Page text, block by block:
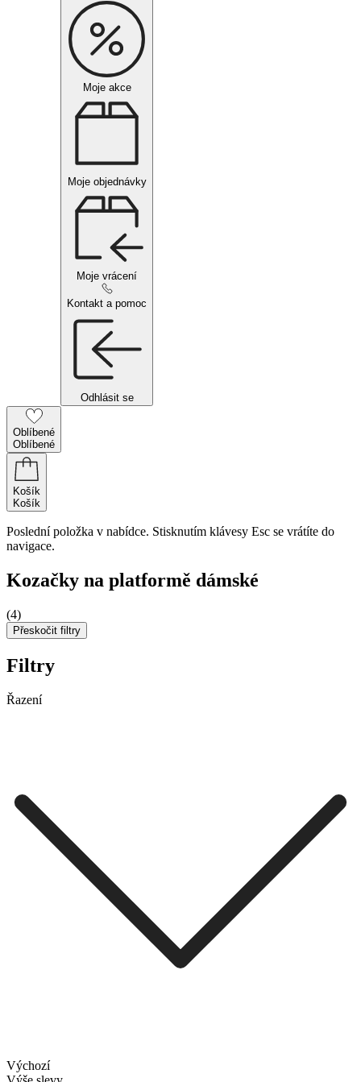
Moje akce
Moje objednávky
Moje vrácení
Kontakt a pomoc
Odhlásit se
Oblíbené
Oblíbené
Košík
Košík
Poslední položka v nabídce. Stisknutím klávesy Esc se vrátíte do
navigace.
Kozačky na platformě dámské
(4)
Přeskočit filtry
Filtry
Řazení
Výchozí